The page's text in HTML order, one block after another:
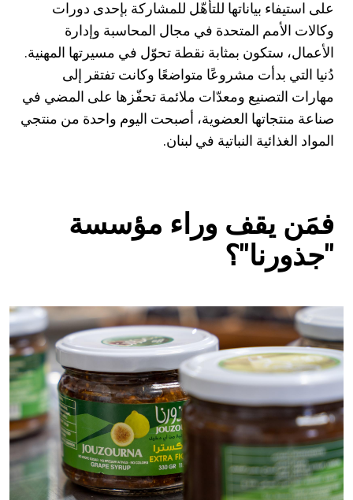
على استيفاء بياناتها للتأهّل للمشاركة بإحدى دورات
وكالات الأمم المتحدة في مجال المحاسبة وإدارة
الأعمال، ستكون بمثابة نقطة تحوّل في مسيرتها المهنية.
دُنيا التي بدأت مشروعًا متواضعًا وكانت تفتقر إلى
مهارات التصنيع ومعدّات ملائمة تحفّزها على المضي في
صناعة منتجاتها العضوية، أصبحت اليوم واحدة من منتجي
المواد الغذائية النباتية في لبنان.
فمَن يقف وراء مؤسسة
"جذورنا"؟